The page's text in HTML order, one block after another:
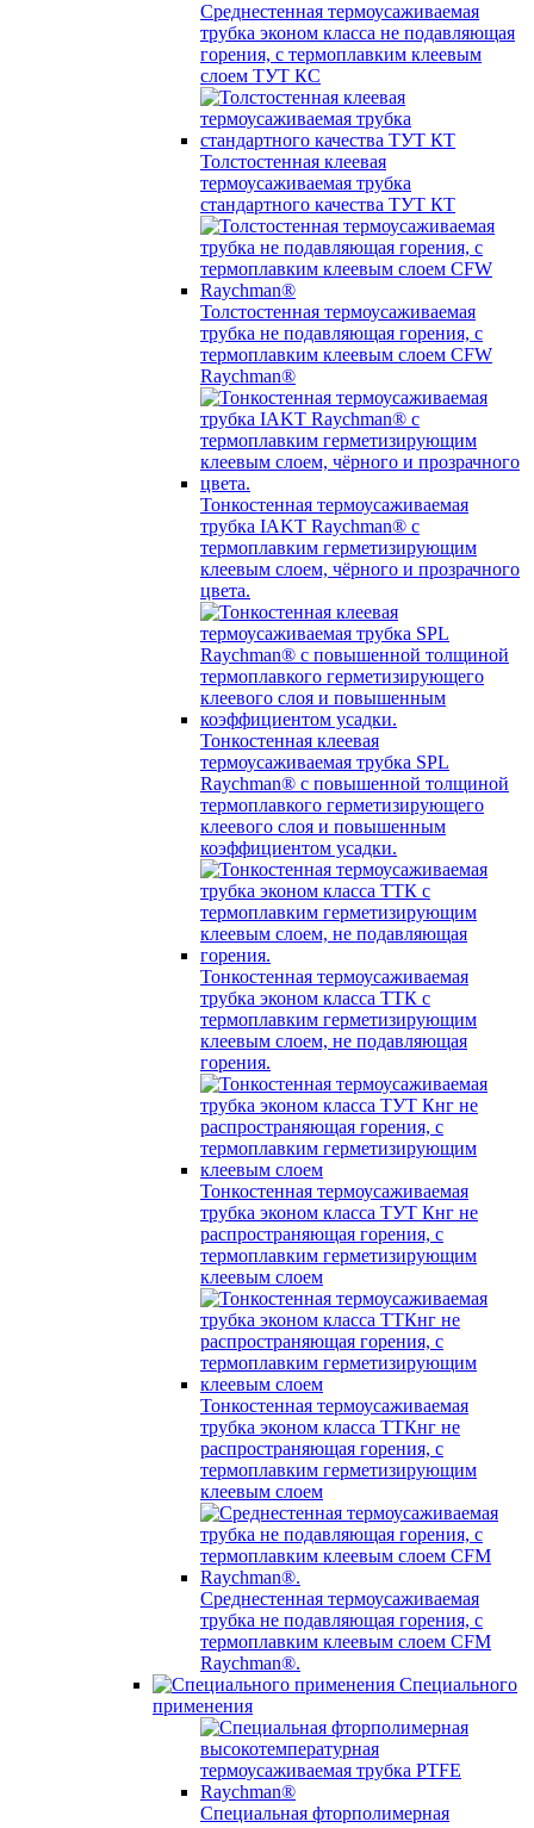
Среднестенная термоусаживаемая
трубка эконом класса не подавляющая
горения, с термоплавким клеевым
слоем ТУТ КС
Толстостенная клеевая
термоусаживаемая трубка
стандартного качества ТУТ КТ
Толстостенная термоусаживаемая
трубка не подавляющая горения, с
термоплавким клеевым слоем CFW
Raychman®
Тонкостенная термоусаживаемая
трубка IAKT Raychman® с
термоплавким герметизирующим
клеевым слоем, чёрного и прозрачного
цвета.
Тонкостенная клеевая
термоусаживаемая трубка SPL
Raychman® с повышенной толщиной
термоплавкого герметизирующего
клеевого слоя и повышенным
коэффициентом усадки.
Тонкостенная термоусаживаемая
трубка эконом класса ТТК с
термоплавким герметизирующим
клеевым слоем, не подавляющая
горения.
Тонкостенная термоусаживаемая
трубка эконом класса ТУТ Кнг не
распространяющая горения, с
термоплавким герметизирующим
клеевым слоем
Тонкостенная термоусаживаемая
трубка эконом класса ТТКнг не
распространяющая горения, с
термоплавким герметизирующим
клеевым слоем
Среднестенная термоусаживаемая
трубка не подавляющая горения, с
термоплавким клеевым слоем CFM
Raychman®.
Специального
применения
Специальная фторполимерная